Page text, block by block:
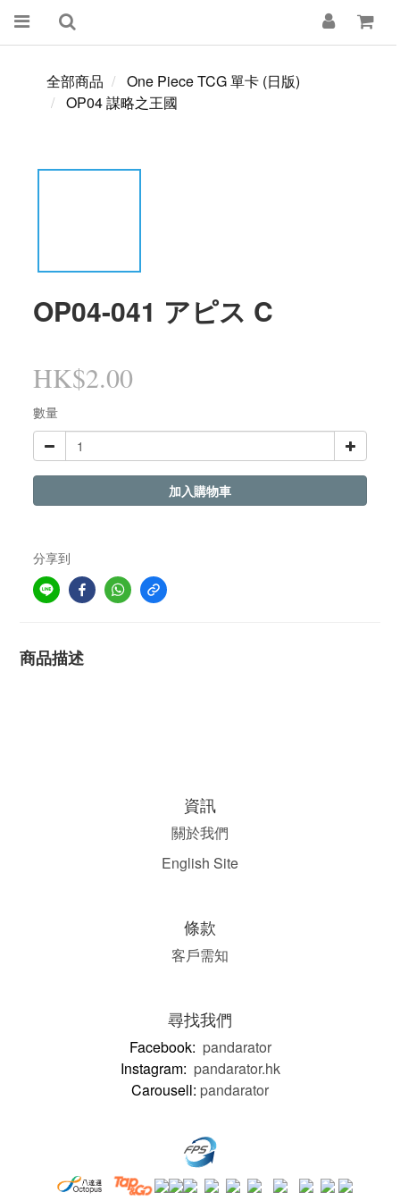
全部商品
One Piece TCG 單卡 (日版)
OP04 謀略之王國
OP04-041 アピス C
HK$2.00
數量
加入購物車
分享到
商品描述
資訊
關於我們
English Site
條款
客戶需知
尋找我們
Facebook: pandarator
Instagram: pandarator.hk
Carousell: pandarator